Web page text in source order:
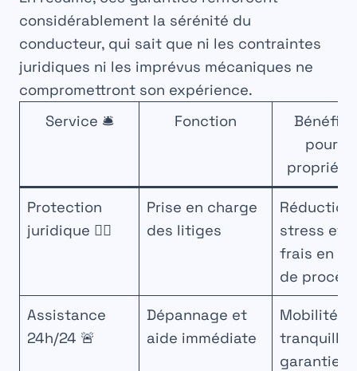
considérablement la sérénité du
conducteur, qui sait que ni les contraintes
juridiques ni les imprévus mécaniques ne
compromettront son expérience.
Service 🛎️
Fonction
pour le
Protection
juridique 👩‍⚖️
Prise en charge
des litiges
Réduction
stress et
frais en
de procès
Assistance
24h/24 🚨
Dépannage et
aide immédiate
Mobilité et
garanties